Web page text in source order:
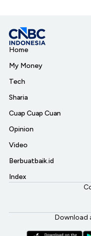
Home
My Money
Tech
Sharia
Cuap Cuap Cuan
Opinion
Video
Berbuatbaik.id
Index
Download